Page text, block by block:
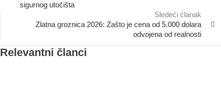
sigurnog utočišta
Sledeći ćlanak
Zlatna groznica 2026: Zašto je cena od 5.000 dolara
odvojena od realnosti
Relevantni članci